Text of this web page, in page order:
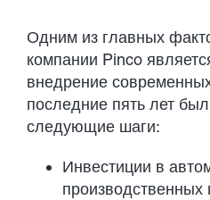
Одним из главных
компании Pinco
внедрение
последние пять лет
следующие шаги:
Инвестиции в
производственных